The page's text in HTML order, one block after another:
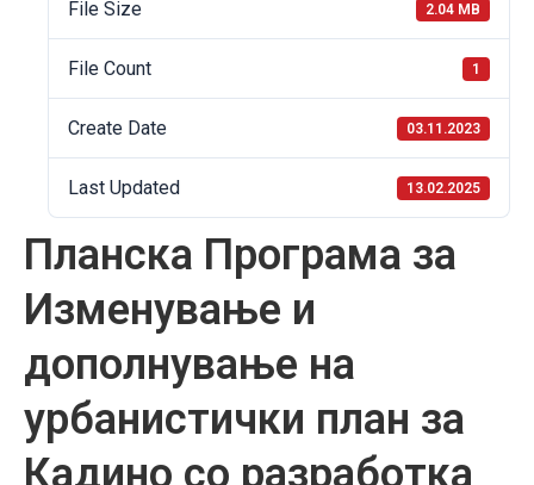
File Size 2.04 MB
File Count 1
Create Date 03.11.2023
Last Updated 13.02.2025
Планска Програма за
Изменување и
дополнување на
урбанистички план за
Кадино со разработка